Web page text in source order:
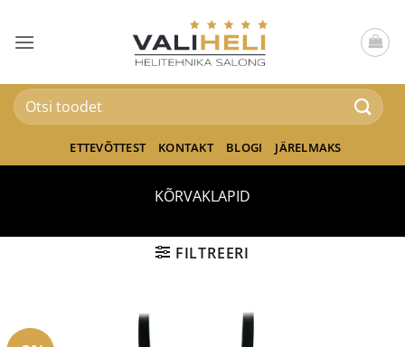
content
Otsi:
ETTEVÕTTEST KONTAKT BLOGI JÄRELMAKS
KÕRVAKLAPID
FILTREERI